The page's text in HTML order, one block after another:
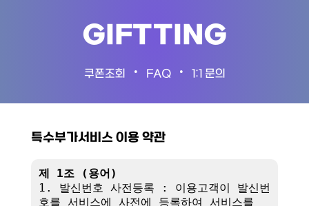
GIFTTING
쿠폰조회 • FAQ • 1:1 문의
특수부가서비스 이용 약관
제 1조 (용어)
1. 발신번호 사전등록 : 이용고객이 발신번
호를 서비스에 사전에 등록하여 서비스를